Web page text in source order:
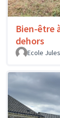
Bien-être
dehors
Ecole